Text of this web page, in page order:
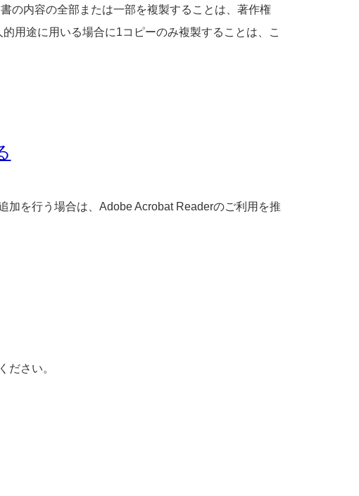
の内容の全部または一部を複製することは、著作権
用途に用いる場合に1コピーのみ複製することは、こ
を行う場合は、Adobe Acrobat Readerのご利用を推
ださい。